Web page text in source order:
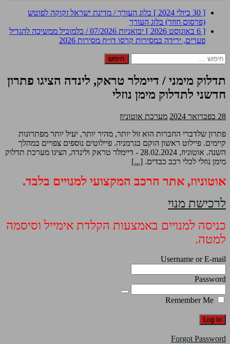
[ 30 ביולי 2024 ]
בלוג העורך / מדינת ישראל זקוקה לפוטש
(פרסום חוזר) בלוג העורך
[ 6 באוגוסט 2026 ]
יבואניות 07/2026 / כלמוביל ממשיכה להגדיל
פערים, ירידה במסירות קרסו דו״ח מסירות 2026
חיפוש:
תדלוק מימני / דיימלר טראק, לינדה הציגו פתרון
חדשני לתדלוק מימן נוזלי
28 בפברואר 2024
מערכת אוטוניוז
פתרון שלדברי החברות הוא זול יותר, מהיר יותר, יעיל יותר מפתרונות
קיימים. פיילוט ראשון הוקם בגרמניה. פיילוטים נוספים צפויים במהלך
השנה. אוטוניוז, 28.02.2024 - דיימלר טראק ולינדה, הציגו מערכת תדלוק
מימן נוזלי לכלי רכב כבדים. [...]
אוטוניוז, אתר הרכב המקצועי למנויים בלבד.
לרכישת מנוי
כניסה למנויים באמצעות הקלדת אימייל וסיסמה
למטה.
Username or E-mail
Password
Forgot Password